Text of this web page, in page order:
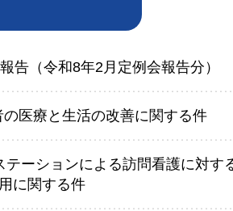
告（令和8年2月定例会報告分）
医療と生活の改善に関する件
ーションによる訪問看護に対す
に関する件